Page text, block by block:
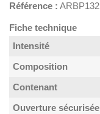
Référence : ARBP132
Fiche technique
Intensité
Composition
Contenant
Ouverture sécurisée